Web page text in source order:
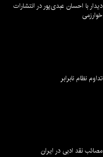
دیدار با احسان عبدی‌پور در انتشارات
خوارزمی
تداوم نظام نابرابر
مصائب نقد ادبی در ایران